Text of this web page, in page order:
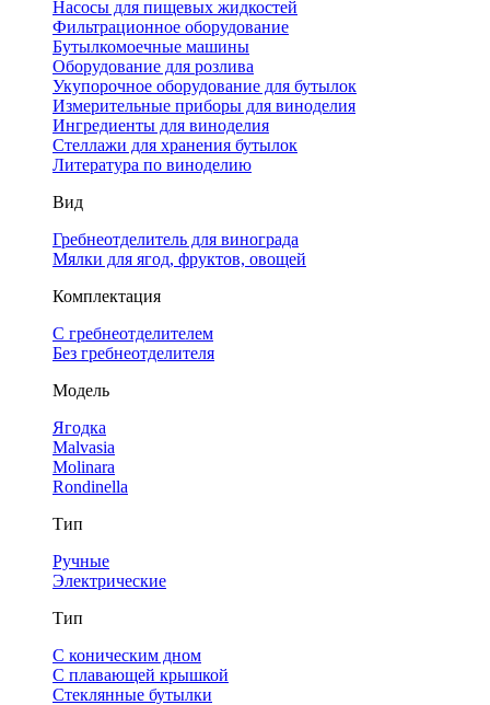
Насосы для пищевых жидкостей
Фильтрационное оборудование
Бутылкомоечные машины
Оборудование для розлива
Укупорочное оборудование для бутылок
Измерительные приборы для виноделия
Ингредиенты для виноделия
Стеллажи для хранения бутылок
Литература по виноделию
Вид
Гребнеотделитель для винограда
Мялки для ягод, фруктов, овощей
Комплектация
С гребнеотделителем
Без гребнеотделителя
Модель
Ягодка
Malvasia
Molinara
Rondinella
Тип
Ручные
Электрические
Тип
С коническим дном
С плавающей крышкой
Стеклянные бутылки